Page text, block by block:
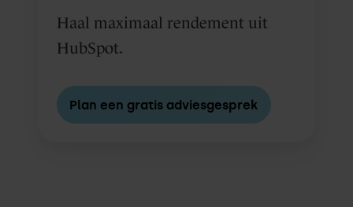
Haal maximaal rendement uit
HubSpot.
Plan een gratis adviesgesprek